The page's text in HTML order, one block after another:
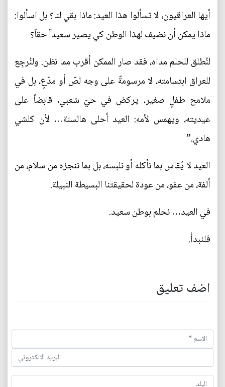
أيها العراقيون، لا تسألوا هذا العيد: ماذا بقي لنا؟ بل اسألوا:
ماذا يمكن أن نضيف لهذا الوطن كي يصير سعيداً حقاً؟
لنُطلق للحلم مداه، فقد صار الممكن أقرب مما نظن. ولنُرجِع
للعراق ابتسامته، لا مرسومةً على وجه لصّ أو مدّعٍ، بل في
ملامح طفلٍ صغير، يركض في حيّ شعبي، قابضاً على
عيديته، ويهمس لأمه: العيد أحلى هالسنة… لأن كلشي
هادي.”
العيد لا يُقاس بما نأكله أو نلبسه، بل بما ننجزه من سلام، من
ألفة، من عفو، من عودة لحقيقتنا البسيطة النبيلة.
في العيد… نحلم بوطن سعيد.
فلنبدأ.
اضف تعليق